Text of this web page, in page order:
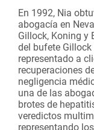
En 1992, Nia
abogacía en
Gillock, Koning y
del bufete Gillock
representado a
recuperaciones
negligencia
una de las
brotes de
veredictos
representando